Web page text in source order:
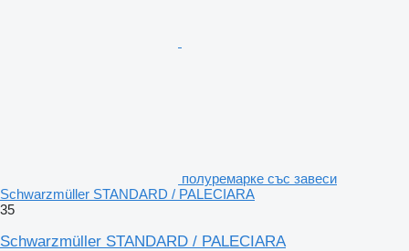
полуремарке със завеси
Schwarzmüller STANDARD / PALECIARA
35
Schwarzmüller STANDARD / PALECIARA